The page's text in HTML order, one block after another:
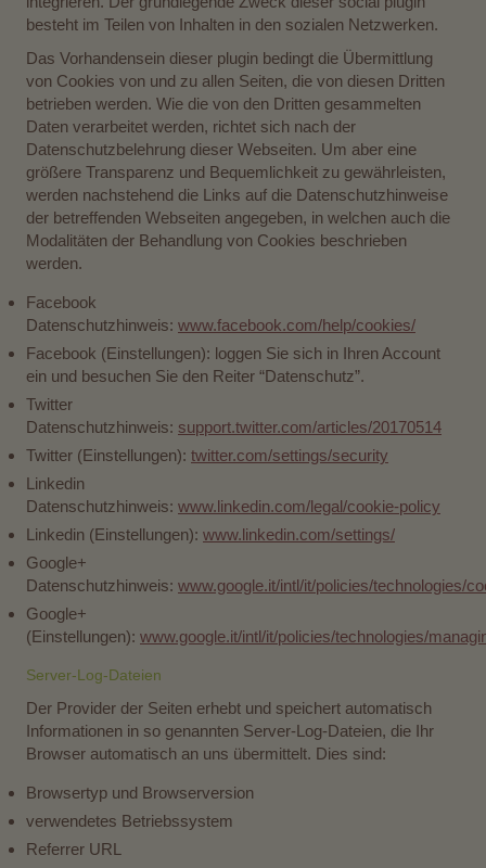
besteht im Teilen von Inhalten in den sozialen Netzwerken.
Das Vorhandensein dieser plugin bedingt die Übermittlung
von Cookies von und zu allen Seiten, die von diesen Dritten
betrieben werden. Wie die von den Dritten gesammelten
Daten verarbeitet werden, richtet sich nach der
Datenschutzbelehrung dieser Webseiten. Um aber eine
größere Transparenz und Bequemlichkeit zu gewährleisten,
werden nachstehend die Links auf die Datenschutzhinweise
der betreffenden Webseiten angegeben, in welchen auch die
Modalitäten der Behandlung von Cookies beschrieben
werden.
Facebook
Datenschutzhinweis: www.facebook.com/help/cookies/
Facebook (Einstellungen): loggen Sie sich in Ihren Account
ein und besuchen Sie den Reiter “Datenschutz”.
Twitter
Datenschutzhinweis: support.twitter.com/articles/20170514
Twitter (Einstellungen): twitter.com/settings/security
Linkedin
Datenschutzhinweis: www.linkedin.com/legal/cookie-policy
Linkedin (Einstellungen): www.linkedin.com/settings/
Google+
Datenschutzhinweis: www.google.it/intl/it/policies/technologies/
Google+
(Einstellungen): www.google.it/intl/it/policies/technologies/
Server-Log-Dateien
Der Provider der Seiten erhebt und speichert automatisch
Informationen in so genannten Server-Log-Dateien, die Ihr
Browser automatisch an uns übermittelt. Dies sind:
Browsertyp und Browserversion
verwendetes Betriebssystem
Referrer URL